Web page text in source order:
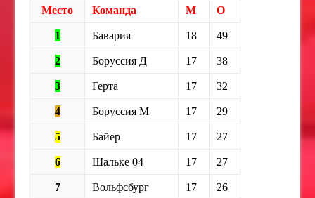
Место Команда М О
1 Бавария 18 49
2 Боруссия Д 17 38
3 Герта 17 32
4 Боруссия М 17 29
5 Байер 17 27
6 Шальке 04 17 27
7 Вольфсбург 17 26